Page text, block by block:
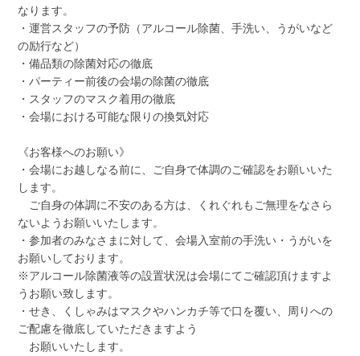
なります。
・運営スタッフの予防（アルコール除菌、手洗い、うがいなど
の励行など）
・備品類の除菌対応の徹底
・パーティー前後の会場の除菌の徹底
・スタッフのマスク着用の徹底
・会場における可能な限りの換気対応
《お客様へのお願い》
・会場にお越しなる前に、ご自身で体調のご確認をお願いいた
します。
ご自身の体調に不安のある方は、くれぐれもご無理をなさら
ないようお願いいたします。
・参加者のみなさまに対して、会場入室前の手洗い・うがいを
お願いしております。
※アルコール除菌液等の設置状況は会場にてご確認頂けますよ
うお願い致します。
・せき、くしゃみはマスクやハンカチ等で口を覆い、周りへの
ご配慮を徹底していただきますよう
お願いいたします。